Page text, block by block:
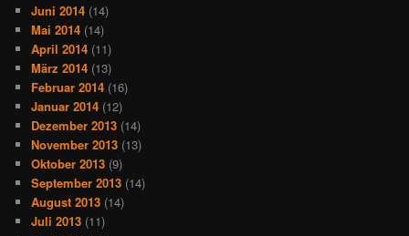
Juni 2014 (14)
Mai 2014 (14)
April 2014 (11)
März 2014 (13)
Februar 2014 (16)
Januar 2014 (12)
Dezember 2013 (14)
November 2013 (13)
Oktober 2013 (9)
September 2013 (14)
August 2013 (14)
Juli 2013 (11)